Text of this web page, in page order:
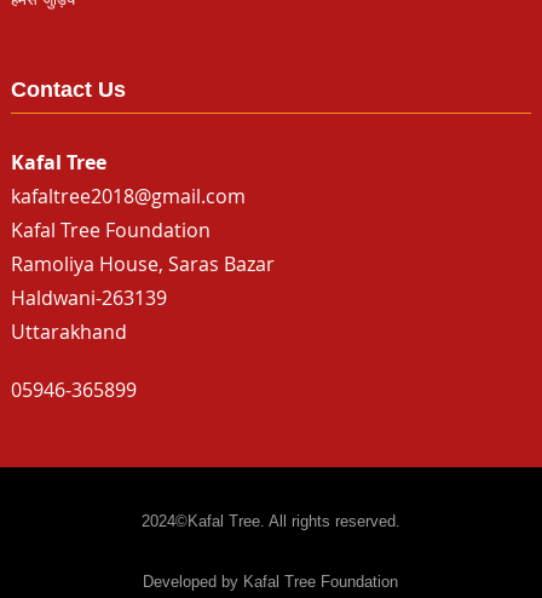
Contact Us
Kafal Tree
kafaltree2018@gmail.com
Kafal Tree Foundation
Ramoliya House, Saras Bazar
Haldwani-263139
Uttarakhand
05946-365899
2024©Kafal Tree. All rights reserved.
Developed by Kafal Tree Foundation